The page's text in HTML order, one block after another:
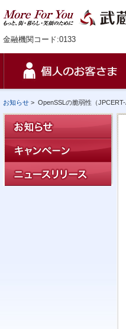
金融機関コード:0133
お知らせ > OpenSSLの脆弱性（